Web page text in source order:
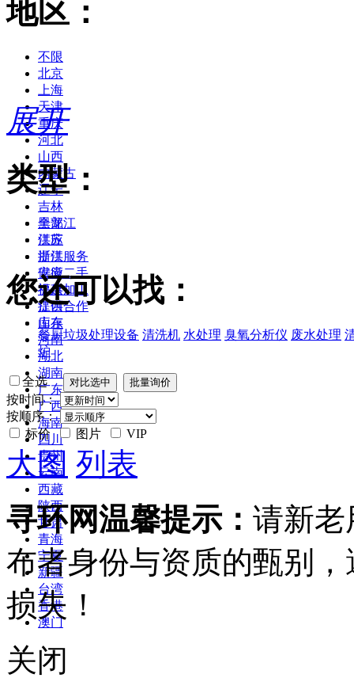
地区：
不限
北京
上海
天津
重庆
河北
山西
内蒙古
辽宁
吉林
黑龙江
江苏
浙江
安徽
福建
江西
山东
河南
湖北
湖南
广东
广西
海南
四川
贵州
云南
西藏
陕西
甘肃
青海
宁夏
新疆
台湾
香港
澳门
展开
类型：
全部
供应
提供服务
供应二手
提供加工
提供合作
库存
您还可以找：
餐厨垃圾处理设备 清洗机 水处理 臭氧分析仪 废水处理
炉
全选
按时间：
按顺序：
标价
图片 VIP
大图 列表
寻环网温馨提示： 请新老
布者身份与资质的甄别
损失！
关闭